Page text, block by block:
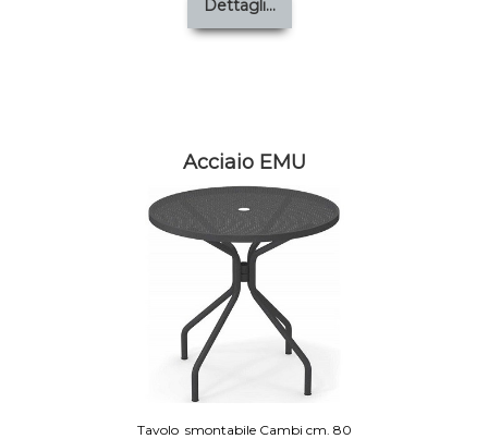
Dettagli...
Acciaio EMU
Tavolo smontabile Cambi cm. 80